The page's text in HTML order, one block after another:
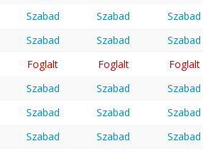
Szabad Szabad
Szabad
Szabad Szabad
Szabad
Foglalt Foglalt
Foglalt
Szabad Szabad
Szabad
Szabad Szabad
Szabad
Szabad Szabad
Szabad